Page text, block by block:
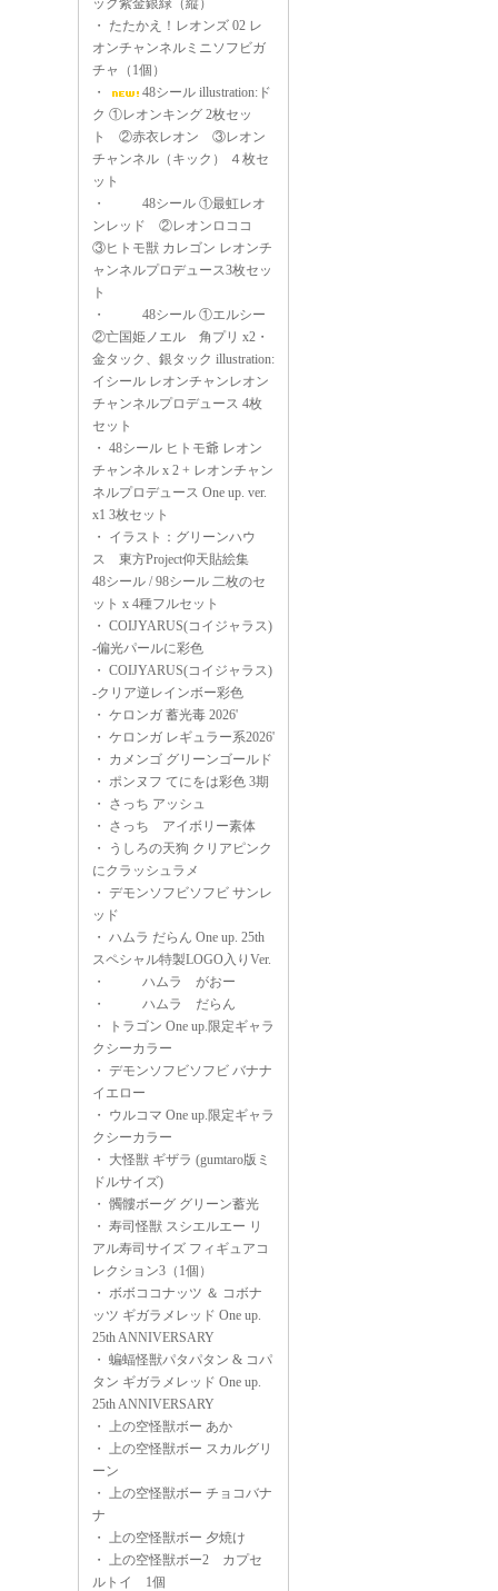
ック紫金銀緑（縦）
・ たたかえ！レオンズ 02 レ
オンチャンネルミニソフビガ
チャ（1個）
・
48シール illustration:ド
ク ①レオンキング 2枚セッ
ト ②赤衣レオン ③レオン
チャンネル（キック） ４枚セ
ット
・
48シール ①最虹レオ
ンレッド ②レオンロココ
③ヒトモ獣 カレゴン レオンチ
ャンネルプロデュース3枚セッ
ト
・
48シール ①エルシー
②亡国姫ノエル 角プリ x2・
金タック、銀タック illustration:
イシール レオンチャンレオン
チャンネルプロデュース 4枚
セット
・ 48シール ヒトモ爺 レオン
チャンネル x 2 + レオンチャン
ネルプロデュース One up. ver.
x1 3枚セット
・ イラスト：グリーンハウ
ス 東方Project仰天貼絵集
48シール / 98シール 二枚のセ
ット x 4種フルセット
・ COIJYARUS(コイジャラス)
-偏光パールに彩色
・ COIJYARUS(コイジャラス)
-クリア逆レインボー彩色
・ ケロンガ 蓄光毒 2026'
・ ケロンガ レギュラー系2026'
・ カメンゴ グリーンゴールド
・ ポンヌフ てにをは彩色 3期
・ さっち アッシュ
・ さっち アイボリー素体
・
うしろの天狗 クリアピンク
にクラッシュラメ
・ デモンソフビソフビ サンレ
ッド
・ ハムラ だらん One up. 25th
スペシャル特製LOGO入りVer.
・
ハムラ がおー
・
ハムラ だらん
・
トラゴン One up.限定ギャラ
クシーカラー
・ デモンソフビソフビ バナナ
イエロー
・ ウルコマ One up.限定ギャラ
クシーカラー
・ 大怪獣 ギザラ (gumtaro版ミ
ドルサイズ)
・ 髑髏ボーグ グリーン蓄光
・ 寿司怪獣 スシエルエー リ
アル寿司サイズ フィギュアコ
レクション3（1個）
・ ボボココナッツ ＆ コボナ
ッツ ギガラメレッド One up.
25th ANNIVERSARY
・ 蝙蝠怪獣パタパタン & コパ
タン ギガラメレッド One up.
25th ANNIVERSARY
・ 上の空怪獣ボー あか
・ 上の空怪獣ボー スカルグリ
ーン
・ 上の空怪獣ボー チョコバナ
ナ
・ 上の空怪獣ボー 夕焼け
・ 上の空怪獣ボー2 カプセ
ルトイ 1個